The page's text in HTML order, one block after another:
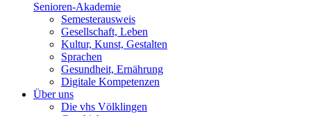
Senioren-Akademie
Semesterausweis
Gesellschaft, Leben
Kultur, Kunst, Gestalten
Sprachen
Gesundheit, Ernährung
Digitale Kompetenzen
Über uns
Die vhs Völklingen